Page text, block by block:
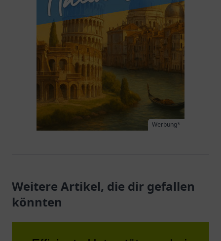
Werbung*
Weitere Artikel, die dir gefallen
könnten